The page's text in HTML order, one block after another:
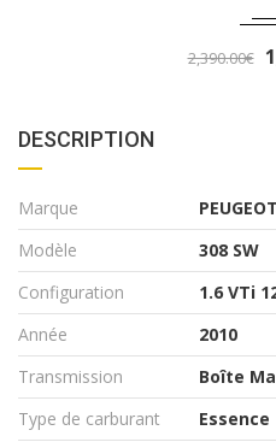
DESCRIPTION
Marque
PEUGEOT
Modèle
308 SW
Configuration
1.6 VTi
Année
2010
Transmission
Boîte
Type de carburant
Essence